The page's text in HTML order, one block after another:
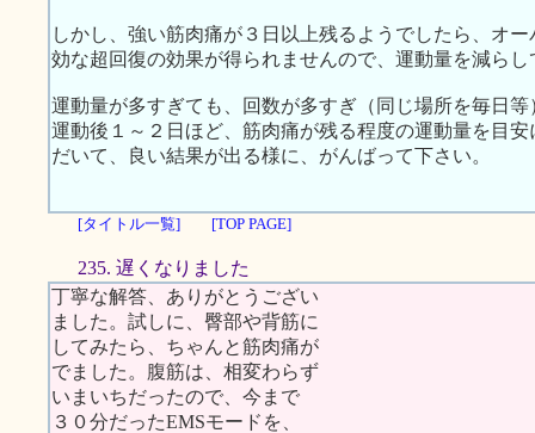
しかし、強い筋肉痛が３日以上残るようでしたら、オ
効な超回復の効果が得られませんので、運動量を減らし
運動量が多すぎても、回数が多すぎ（同じ場所を毎日
運動後１～２日ほど、筋肉痛が残る程度の運動量を目
だいて、良い結果が出る様に、がんばって下さい。
[タイトル一覧] [TOP PAGE]
235. 遅くなりました
丁寧な解答、ありがとうござい
ました。試しに、臀部や背筋に
してみたら、ちゃんと筋肉痛が
でました。腹筋は、相変わらず
いまいちだったので、今まで
３０分だったEMSモードを、